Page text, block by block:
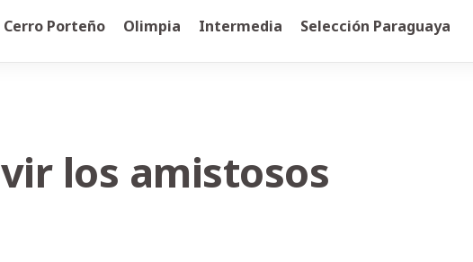
Cerro Porteño Olimpia Intermedia Selección Paraguaya
los amistosos